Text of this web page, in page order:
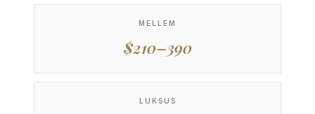
MELLEM
$210–390
LUKSUS